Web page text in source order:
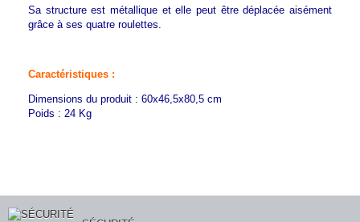
Sa structure est métallique et elle peut être déplacée aisément
grâce à ses quatre roulettes.
Caractéristiques :
Dimensions du produit : 60x46,5x80,5 cm
Poids : 24 Kg